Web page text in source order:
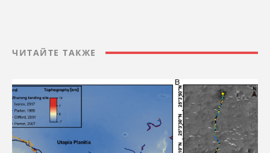
ЧИТАЙТЕ ТАКЖЕ